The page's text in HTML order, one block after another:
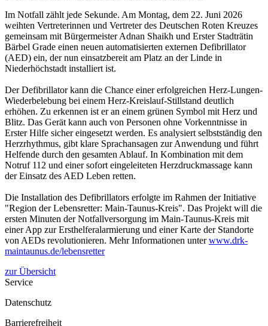
Im Notfall zählt jede Sekunde. Am Montag, dem 22. Juni 2026
weihten Vertreterinnen und Vertreter des Deutschen Roten Kreuzes
gemeinsam mit Bürgermeister Adnan Shaikh und Erster Stadträtin
Bärbel Grade einen neuen automatisierten externen Defibrillator
(AED) ein, der nun einsatzbereit am Platz an der Linde in
Niederhöchstadt installiert ist.
Der Defibrillator kann die Chance einer erfolgreichen Herz-Lungen-
Wiederbelebung bei einem Herz-Kreislauf-Stillstand deutlich
erhöhen. Zu erkennen ist er an einem grünen Symbol mit Herz und
Blitz. Das Gerät kann auch von Personen ohne Vorkenntnisse in
Erster Hilfe sicher eingesetzt werden. Es analysiert selbstständig den
Herzrhythmus, gibt klare Sprachansagen zur Anwendung und führt
Helfende durch den gesamten Ablauf. In Kombination mit dem
Notruf 112 und einer sofort eingeleiteten Herzdruckmassage kann
der Einsatz des AED Leben retten.
Die Installation des Defibrillators erfolgte im Rahmen der Initiative
"Region der Lebensretter: Main-Taunus-Kreis". Das Projekt will die
ersten Minuten der Notfallversorgung im Main-Taunus-Kreis mit
einer App zur Ersthelferalarmierung und einer Karte der Standorte
von AEDs revolutionieren. Mehr Informationen unterwww.drk-
maintaunus.de/lebensretter
zur Übersicht
Service
Datenschutz
Barrierefreiheit